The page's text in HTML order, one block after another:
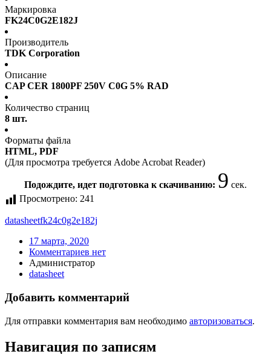
Маркировка
FK24C0G2E182J
Производитель
TDK Corporation
Описание
CAP CER 1800PF 250V C0G 5% RAD
Количество страниц
8 шт.
Форматы файла
HTML, PDF
(Для просмотра требуется Adobe Acrobat Reader)
Подождите, идет подготовка к скачиванию: 9 сек.
Просмотрено: 241
datasheetfk24c0g2e182j
17 марта, 2020
Комментариев нет
Администратор
datasheet
Добавить комментарий
Для отправки комментария вам необходимо авторизоваться.
Навигация по записям